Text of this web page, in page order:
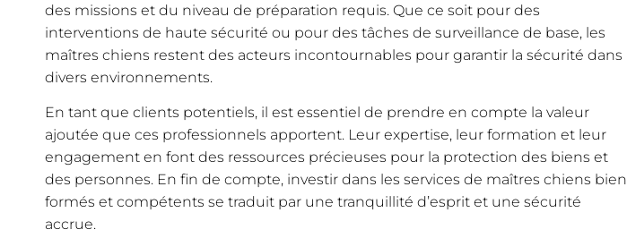
des missions et du niveau de préparation requis. Que ce soit pour des
interventions de haute sécurité ou pour des tâches de surveillance de base, les
maîtres chiens restent des acteurs incontournables pour garantir la sécurité dans
divers environnements.
En tant que clients potentiels, il est essentiel de prendre en compte la valeur
ajoutée que ces professionnels apportent. Leur expertise, leur formation et leur
engagement en font des ressources précieuses pour la protection des biens et
des personnes. En fin de compte, investir dans les services de maîtres chiens bien
formés et compétents se traduit par une tranquillité d’esprit et une sécurité
accrue.